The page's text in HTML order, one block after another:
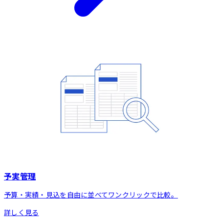
予実管理
予算・実績・見込を自由に並べてワンクリックで比較。
詳しく見る